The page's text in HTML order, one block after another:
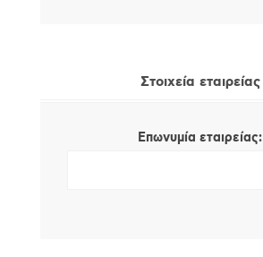
Στοιχεία εταιρείας
Επωνυμία εταιρείας: